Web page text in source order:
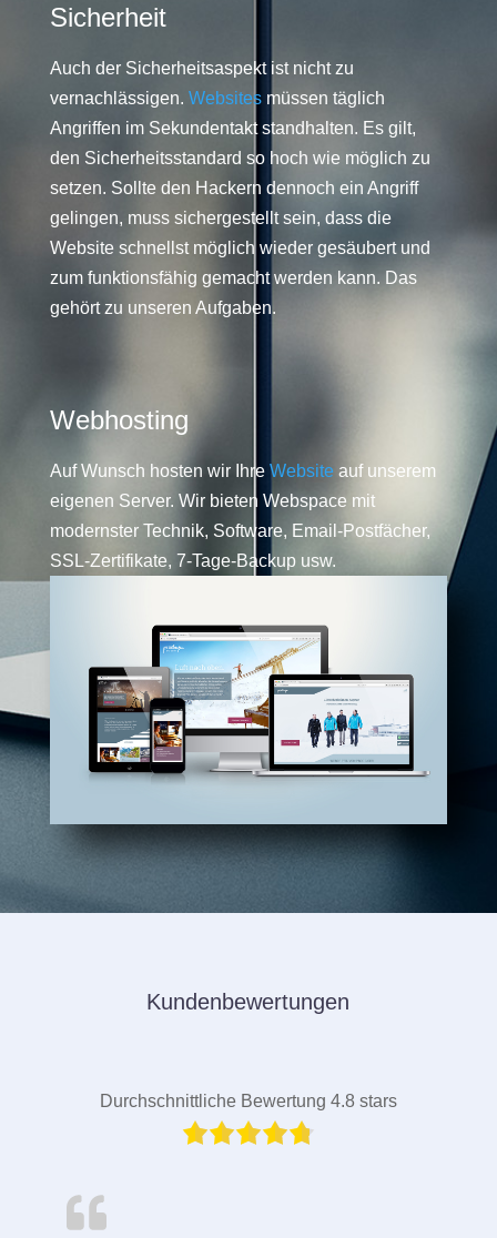
Sicherheit
Auch der Sicherheitsaspekt ist nicht zu
vernachlässigen. Websitesmüssen täglich
Angriffen im Sekundentakt standhalten. Es gilt,
den Sicherheitsstandard so hoch wie möglich zu
setzen. Sollte den Hackern dennoch ein Angriff
gelingen, muss sichergestellt sein, dass die
Website schnellst möglich wieder gesäubert und
zum funktionsfähig gemacht werden kann. Das
gehört zu unseren Aufgaben.
Webhosting
Auf Wunsch hosten wir Ihre Website auf unserem
eigenen Server. Wir bieten Webspace mit
modernster Technik, Software, Email-Postfächer,
SSL-Zertifikate, 7-Tage-Backup usw.
Kundenbewertungen
Durchschnittliche Bewertung 4.8 stars